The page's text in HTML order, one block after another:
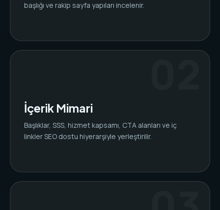
başlığı ve rakip sayfa yapıları incelenir.
İçerik Mimari
Başlıklar, SSS, hizmet kapsamı, CTA alanları ve iç
linkler SEO dostu hiyerarşiyle yerleştirilir.